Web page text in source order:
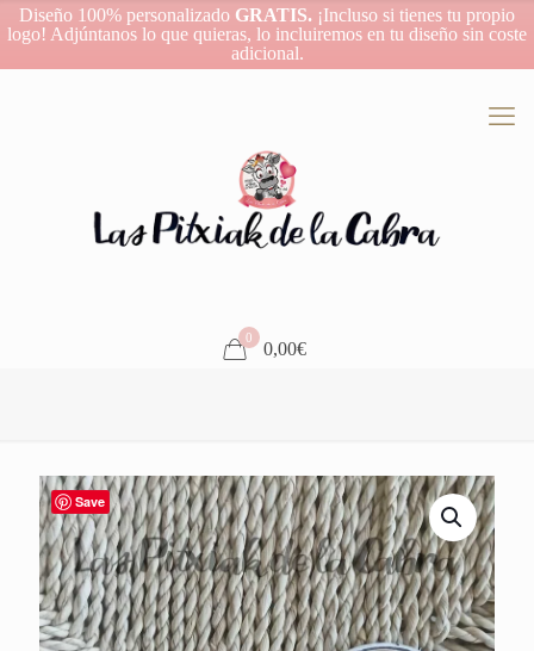
Diseño 100% personalizado GRATIS. ¡Incluso si tienes tu propio
logo! Adjúntanos lo que quieras, lo incluiremos en tu diseño sin coste
adicional.
0
0,00€
Save